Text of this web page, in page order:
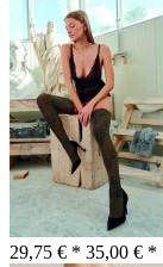
29,75 € * 35,00 € *